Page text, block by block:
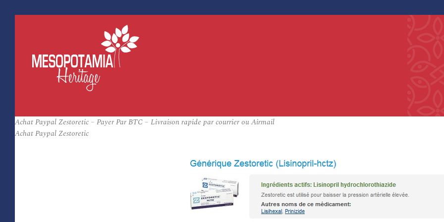
Achat Paypal Zestoretic – Payer Par BTC – Livraison rapide par courrier ou Airmail
Achat Paypal Zestoretic